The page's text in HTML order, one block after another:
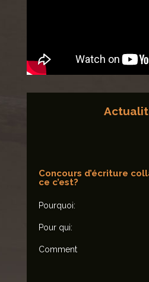
Concours d’écriture
ce c’est?
Pourquoi:
Pour qui:
Comment